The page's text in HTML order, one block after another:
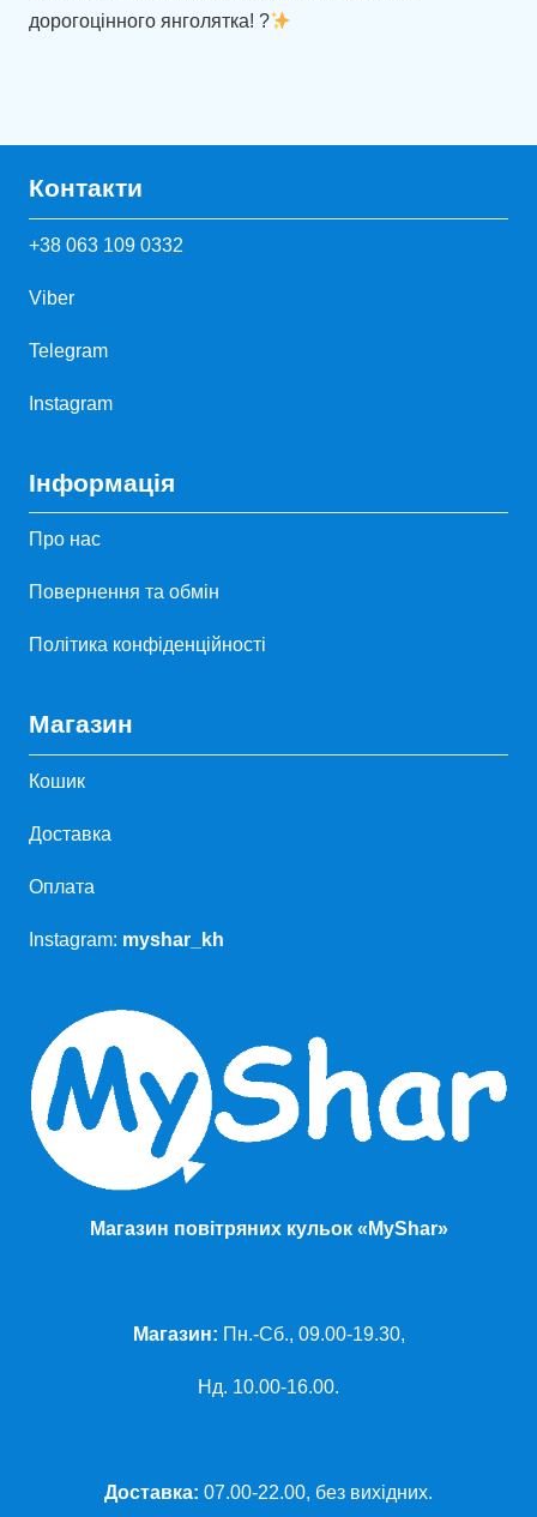
дорогоцінного янголятка! ?
Контакти
+38 063 109 0332
Viber
Telegram
Instagram
Інформація
Про нас
Повернення та обмін
Політика конфіденційності
Магазин
Кошик
Доставка
Оплата
Instagram: myshar_kh
Магазин повітряних кульок «MyShar»
Магазин: Пн.-Сб., 09.00-19.30,
Нд. 10.00-16.00.
Доставка: 07.00-22.00, без вихідних.